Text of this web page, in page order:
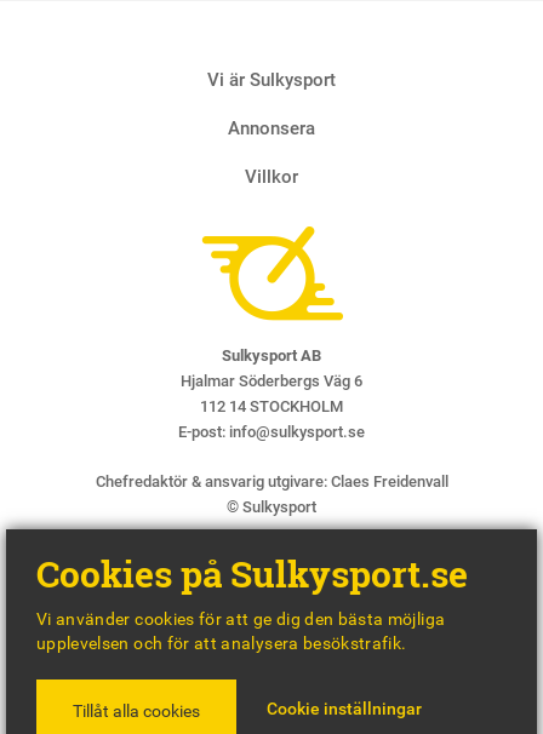
Vi är Sulkysport
Annonsera
Villkor
Sulkysport AB
Hjalmar Söderbergs Väg 6
112 14 STOCKHOLM
E-post: info@sulkysport.se
Chefredaktör & ansvarig utgivare: Claes Freidenvall
© Sulkysport
BY
Cookies på Sulkysport.se
Vi använder cookies för att ge dig den bästa möjliga
upplevelsen och för att analysera besökstrafik.
Tillåt alla cookies Cookie inställningar